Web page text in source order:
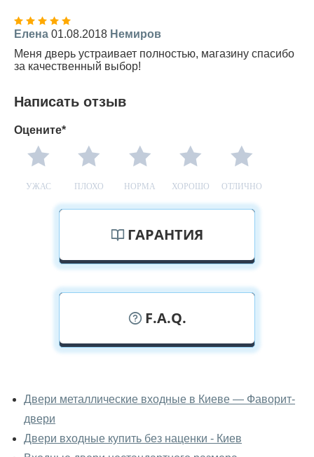
Елена 01.08.2018 Немиров
Меня дверь устраивает полностью, магазину спасибо
за качественный выбор!
Написать отзыв
Оцените*
УЖАС ПЛОХО НОРМА ХОРОШО ОТЛИЧНО
ГАРАНТИЯ
F.A.Q.
входные вживую?
Да, можно посмотреть двери входные в нашем
фирменном салоне-магазине.
Двери металлические входные в Киеве — Фаворит-
двери
Двери входные купить без наценки - Киев